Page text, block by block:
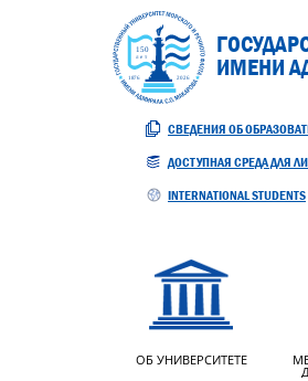
ИМЕНИ
СВЕДЕНИЯ ОБ
ДОСТУПНАЯ СРЕДА ДЛЯ
INTERNATIONAL STUDENTS
ОБ УНИВЕРСИТЕТЕ